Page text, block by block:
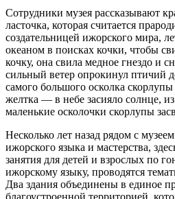
Сотрудники музея рассказывают
ласточка, которая считается
создательницей ижорского мира,
океаном в поисках кочки, чтобы
кочку, она свила медное гнездо и
сильный ветер опрокинул птичий
самого большого осколка
желтка — в небе засияло солнце,
маленькие осколочки скорлупы
Несколько лет назад рядом с
ижорского языка и мастерства,
занятия для детей и взрослых по
ижорскому языку, проводятся
Два здания объединены в единое